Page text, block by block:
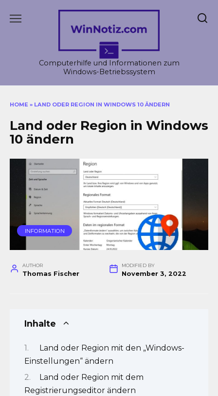
Computerhilfe und Informationen zum
Windows-Betriebssystem
HOME » LAND ODER REGION IN WINDOWS 10 ÄNDERN
Land oder Region in Windows
10 ändern
IN­FOR­MA­TI­ON
AUTHOR
Thomas Fischer
MODIFIED BY
November 3, 2022
Inhalte
Land oder Region mit den „Windows-
Einstellungen“ ändern
Land oder Region mit dem
Registrierungseditor ändern